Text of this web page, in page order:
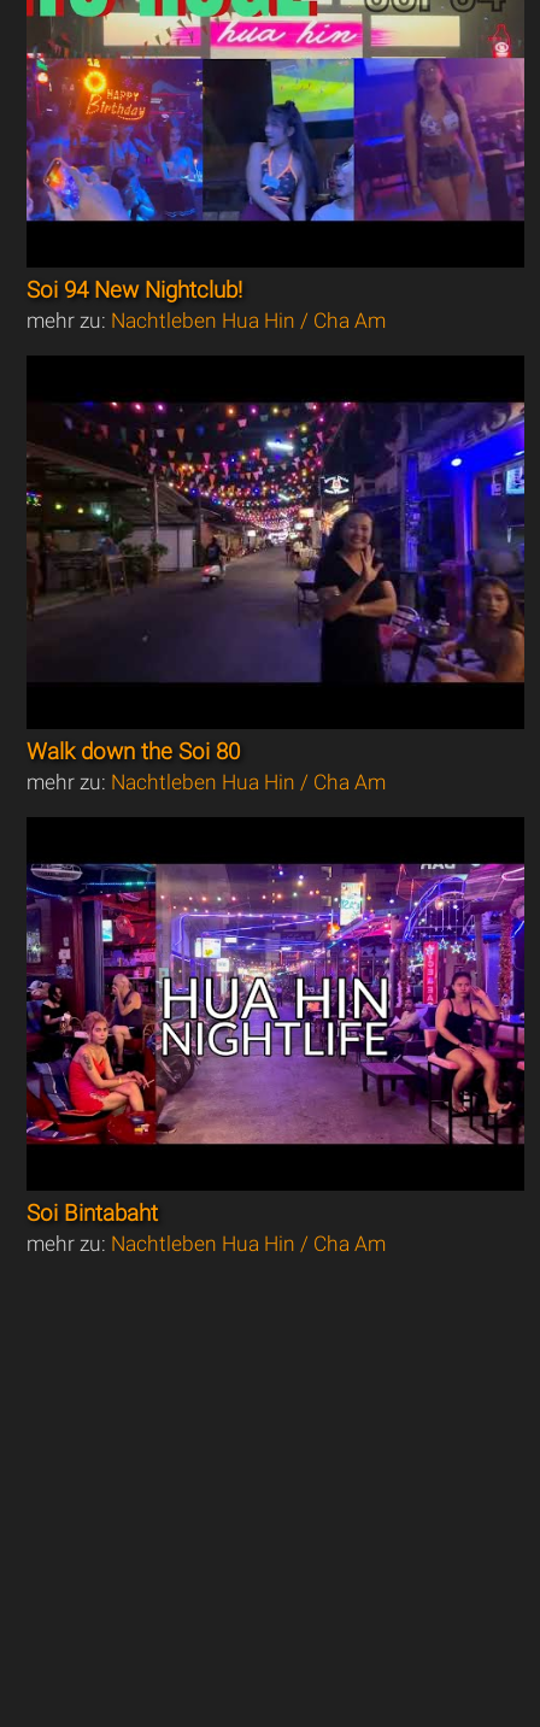
Soi 94 New Nightclub!
mehr zu: Nachtleben Hua Hin / Cha Am
Walk down the Soi 80
mehr zu: Nachtleben Hua Hin / Cha Am
Soi Bintabaht
mehr zu: Nachtleben Hua Hin / Cha Am